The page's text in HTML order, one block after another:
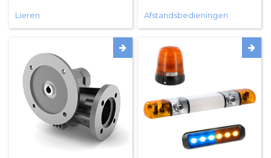
Lieren Afstandsbedieningen